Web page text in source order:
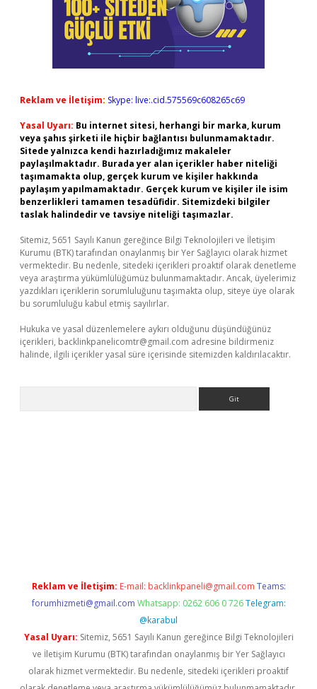
Reklam ve İletişim: Skype: live:.cid.575569c608265c69
Yasal Uyarı: Bu internet sitesi, herhangi bir marka, kurum
veya şahıs şirketi ile hiçbir bağlantısı bulunmamaktadır.
Sitede yalnızca kendi hazırladığımız makaleler
paylaşılmaktadır. Burada yer alan içerikler haber niteliği
taşımamakta olup, gerçek kurum ve kişiler hakkında
paylaşım yapılmamaktadır. Gerçek kurum ve kişiler ile isim
benzerlikleri tamamen tesadüfidir. Sitemizdeki bilgiler
taslak halindedir ve tavsiye niteliği taşımazlar.
Sitemiz, 5651 Sayılı Kanun gereğince Bilgi Teknolojileri ve İletişim
Kurumu (BTK) tarafından onaylanmış bir Yer Sağlayıcı olarak hizmet
vermektedir. Bu nedenle, sitedeki içerikleri proaktif olarak denetleme
veya araştırma yükümlülüğümüz bulunmamaktadır. Ancak, üyelerimiz
yazdıkları içeriklerin sorumluluğunu taşımakta olup, siteye üye olarak
bu sorumluluğu kabul etmiş sayılırlar.
Hukuka ve yasal düzenlemelere aykırı olduğunu düşündüğünüz
içerikleri, backlinkpanelicomtr@gmail.com adresine bildirmeniz
halinde, ilgili içerikler yasal süre içerisinde sitemizden kaldırılacaktır.
Reklam ve İletişim: E-mail: backlinkpaneli@gmail.com Teams:
forumhizmeti@gmail.com Whatsapp: 0262 606 0 726 Telegram:
@karabul
Yasal Uyarı: Sitemiz, 5651 Sayılı Kanun gereğince Bilgi Teknolojileri
ve İletişim Kurumu (BTK) tarafından onaylanmış bir Yer Sağlayıcı
olarak hizmet vermektedir. Bu nedenle, sitedeki içerikleri proaktif